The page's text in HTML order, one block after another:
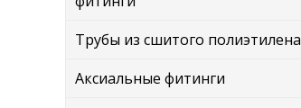
Трубы из сшитого полиэтилена
Аксиальные фитинги